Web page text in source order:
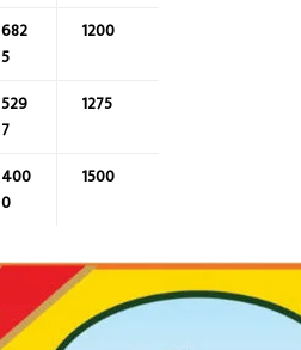
682
5
1200
529
7
1275
400
0
1500